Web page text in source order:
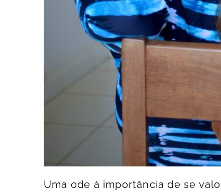
Uma ode à importância de se